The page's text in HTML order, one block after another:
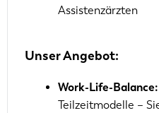
Assistenzärzten
Unser Angebot:
Work-Life-Balance:
Teilzeitmodelle –